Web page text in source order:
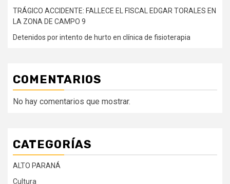
TRÁGICO ACCIDENTE: FALLECE EL FISCAL EDGAR TORALES EN
LA ZONA DE CAMPO 9
Detenidos por intento de hurto en clínica de fisioterapia
COMENTARIOS
No hay comentarios que mostrar.
CATEGORÍAS
ALTO PARANÁ
Cultura